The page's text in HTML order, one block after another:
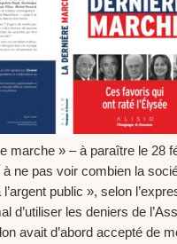
marche » – à paraître le 28
à ne pas voir combien la
l’argent public », selon
d’utiliser les deniers de
avait d’abord accepté de